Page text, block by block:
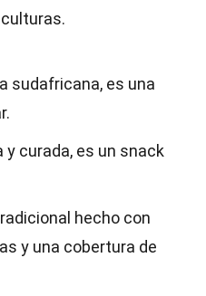
sudafricana, es una
y curada, es un snack
hecho con
y una cobertura de